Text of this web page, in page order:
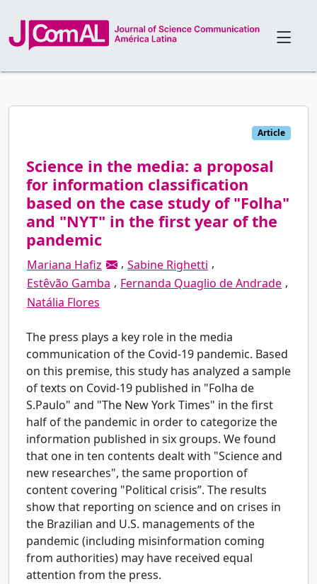
Article
Science in the media: a proposal
for information classification
based on the case study of "Folha"
and "NYT" in the first year of the
pandemic
Mariana Hafiz , Sabine Righetti ,
Estêvão Gamba , Fernanda Quaglio de Andrade ,
Natália Flores
The press plays a key role in the media
communication of the Covid-19 pandemic. Based
on this premise, this study has analyzed a sample
of texts on Covid-19 published in "Folha de
S.Paulo" and "The New York Times" in the first
half of the pandemic in order to categorize the
information published in six groups. We found
that one in ten contents dealt with "Science and
new researches", the same proportion of
content covering "Political crisis”. The results
show that reporting on science and on crises in
the Brazilian and U.S. managements of the
pandemic (including misinformation coming
from authorities) may have received equal
attention from the press.